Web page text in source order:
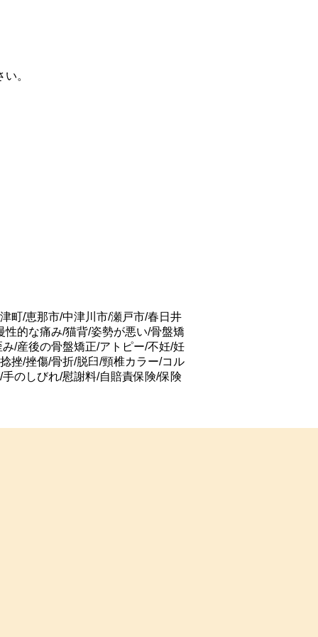
。
町/恵那市/中津川市/瀬戸市/春日井
的な痛み/猫背/姿勢が悪い/骨盤矯
/産後の骨盤矯正/アトピー/不妊/妊
挫/挫傷/骨折/脱臼/頸椎カラー/コル
のしびれ/慰謝料/自賠責保険/保険